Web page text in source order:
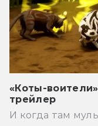
«Коты-
трейлер
И когда там